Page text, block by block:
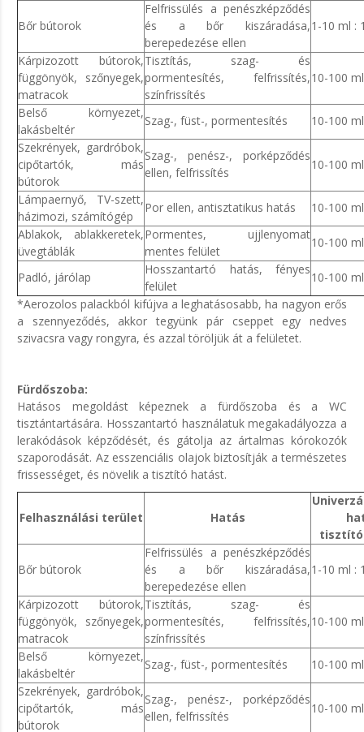
Bőr bútorok
Felfrissülés a penészképződés
és a bőr kiszáradása,
berepedezése ellen
1-10 ml :
Kárpizozott bútorok,
függönyök, szőnyegek,
matracok
Tisztítás, szag- és
pormentesítés, felfrissítés,
színfrissítés
10-100
Belső környezet,
lakásbeltér
Szag-, füst-, pormentesítés
10-100
Szekrények, gardróbok,
cipőtartók, más
bútorok
Szag-, penész-, porképződés
ellen, felfrissítés
10-100
Lámpaernyő, TV-szett,
házimozi, számítógép
Por ellen, antisztatikus hatás
10-100
Ablakok, ablakkeretek,
üvegtáblák
Pormentes, ujjlenyomat
mentes felület
10-100
Padló, járólap
Hosszantartó hatás, fényes
felület
10-100
*Aerozolos palackból kifújva a leghatásosabb, ha nagyon erős
a szennyeződés, akkor tegyünk pár cseppet egy nedves
szivacsra vagy rongyra, és azzal töröljük át a felületet.
Fürdőszoba:
Hatásos megoldást képeznek a fürdőszoba és a WC
tisztántartására. Hosszantartó használatuk megakadályozza a
lerakódások képződését, és gátolja az ártalmas kórokozók
szaporodását. Az esszenciális olajok biztosítják a természetes
frissességet, és növelik a tisztító hatást.
Felhasználási terület Hatás
Bőr bútorok
Felfrissülés a penészképződés
és a bőr kiszáradása,
berepedezése ellen
1-10 ml :
Kárpizozott bútorok,
függönyök, szőnyegek,
matracok
Tisztítás, szag- és
pormentesítés, felfrissítés,
színfrissítés
10-100
Belső környezet,
lakásbeltér
Szag-, füst-, pormentesítés
10-100
Szekrények, gardróbok,
cipőtartók, más
bútorok
Szag-, penész-, porképződés
ellen, felfrissítés
10-100